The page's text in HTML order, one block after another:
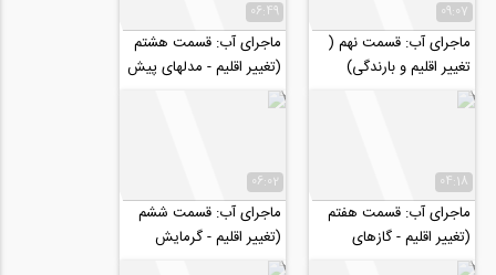
09:07
ماجرای آب: قسمت نهم (
تغییر اقلیم و بارندگی)
06:49
ماجرای آب: قسمت هشتم
(تغییر اقلیم - مدلهای پیش
بینی اقلیم)
04:18
ماجرای آب: قسمت هفتم
(تغییر اقلیم - گازهای
گلخانه‌ای)
06:02
ماجرای آب: قسمت ششم
(تغییر اقلیم - گرمایش
زمین)